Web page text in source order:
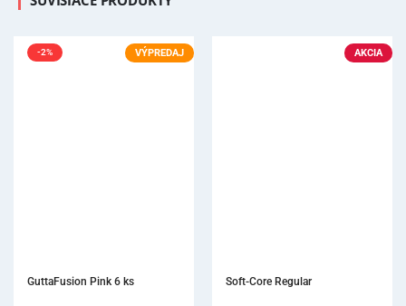
AKCIA
Soft-Core Regular